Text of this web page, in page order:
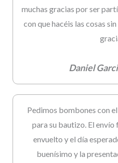
muchas gracias por ser
con que hacéis las cosas
Daniel
Pedimos bombones con
para su bautizo. El
envuelto y el día
buenísimo y la